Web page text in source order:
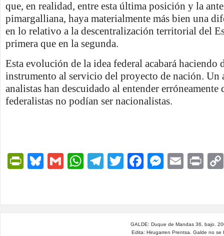
que, en realidad, entre esta última posición y la
pimargalliana, haya materialmente más bien una
en lo relativo a la descentralización territorial del
primera que en la segunda.
Esta evolución de la idea federal acabará haciendo
instrumento al servicio del proyecto de nación. Un
analistas han descuidado al entender erróneamente
federalistas no podían ser nacionalistas.
PrintFriendly
Bluesky
GmailWhatsApp
Telegram
TwitterFacebook
Email
GALDE: Duque de Mandas 36, bajo.
Edita: Hirugarren Prentsa. Galde no